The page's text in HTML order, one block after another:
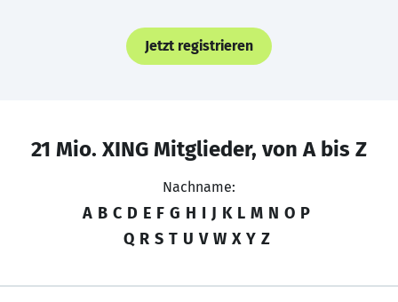
Jetzt registrieren
21 Mio. XING Mitglieder, von A bis Z
Nachname:
A B C D E F G H I J K L M N O P
Q R S T U V W X Y Z